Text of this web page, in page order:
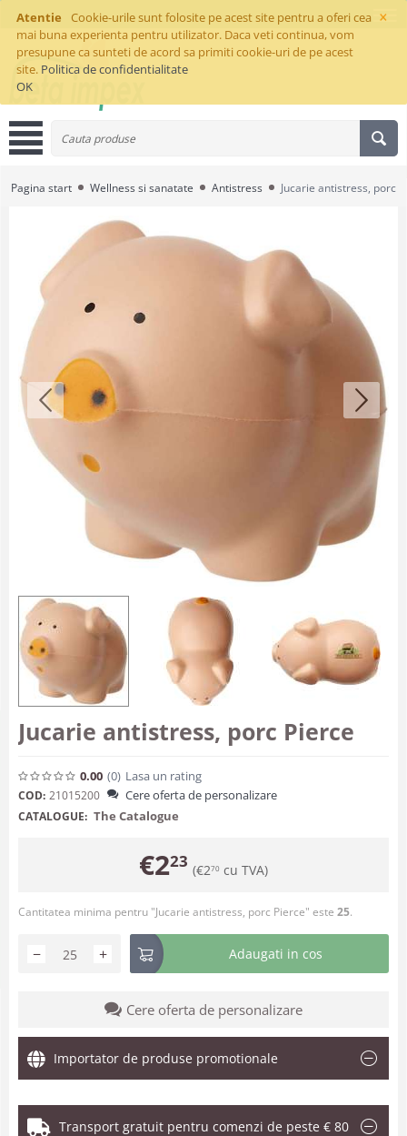
×
Atentie
Cookie-urile sunt folosite pe acest site pentru a oferi cea
mai buna experienta pentru utilizator. Daca veti continua, vom
presupune ca sunteti de acord sa primiti cookie-uri de pe acest
site. Politica de confidentialitate
OK
Pagina start Wellness si sanatate Antistress Jucarie antistress, porc
Jucarie antistress, porc Pierce
0.00 (0) Lasa un rating
COD: 21015200 Cere oferta de personalizare
CATALOGUE: The Catalogue
€223 (€270 cu TVA)
Cantitatea minima pentru "Jucarie antistress, porc Pierce" este 25.
+
− Adaugati in cos
Cere oferta de personalizare
Importator de produse promotionale
Transport gratuit pentru comenzi de peste € 80